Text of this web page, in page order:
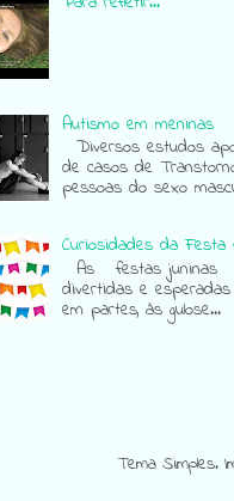
Autismo em meninas
Diversos estudos
de casos de
pessoas do sexo
Curiosidades da Festa
As festas juninas
divertidas e
em partes, às gulose...
Tema Simples.